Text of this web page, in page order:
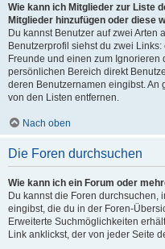
Wie kann ich Mitglieder zur Liste
Mitglieder hinzufügen oder diese
Du kannst Benutzer auf zwei Arten
Benutzerprofil siehst du zwei
Freunde und einen zum Ignorieren
persönlichen Bereich direkt
deren Benutzernamen eingibst.
von den Listen entfernen.
Nach oben
Die Foren durchsuchen
Wie kann ich ein Forum oder
Du kannst die Foren
eingibst, die du in der Foren-
Erweiterte Suchmöglichkeiten
Link anklickst, der von jeder Seite